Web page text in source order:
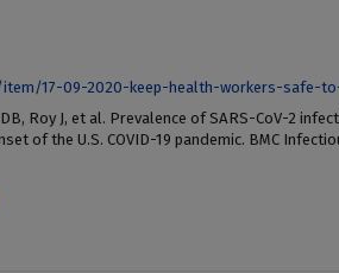
17-09-2020-keep-health-workers-safe-
Roy J, et al. Prevalence of SARS-CoV-2
of the U.S. COVID-19 pandemic. BMC